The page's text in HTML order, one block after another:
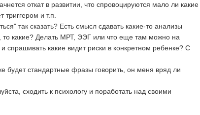
откат в развитии, что спровоцируются мало ли какие
и т.п.
так сказать? Есть смысл сдавать какие-то анализы
то какие? Делать МРТ, ЭЭГ или что еще там можно на
спрашивать какие видит риски в конкретном ребенке? С
будет стандартные фразы говорить, он меня вряд ли
сходить к психологу и поработать над своими